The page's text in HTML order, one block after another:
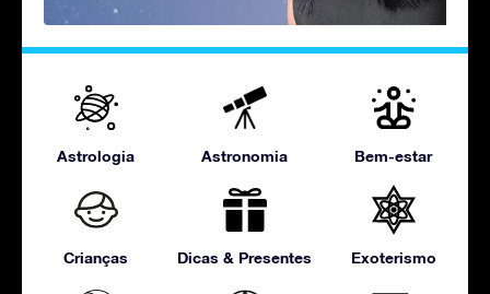
Astrologia Astronomia Bem-estar
Crianças Dicas & Presentes Exoterismo